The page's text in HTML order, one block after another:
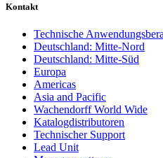
Kontakt
Technische
Deutschland: Mitte-Nord
Deutschland: Mitte-Süd
Europa
Americas
Asia and Pacific
Wachendorff World Wide
Katalogdistributoren
Technischer Support
Lead Unit